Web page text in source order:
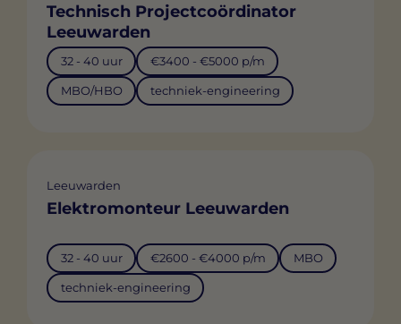
Technisch Projectcoördinator
Leeuwarden
32 - 40 uur €3400 - €5000 p/m
MBO/HBO techniek-engineering
Leeuwarden
Elektromonteur Leeuwarden
32 - 40 uur €2600 - €4000 p/m MBO
techniek-engineering